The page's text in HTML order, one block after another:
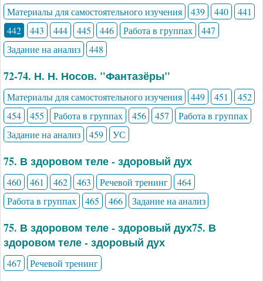
Материалы для самостоятельного изучения 439 440
441
442
443 444 445 446 Работа в группах
447
Задание на анализ
448
72-74. Н. Н. Носов. "Фантазёры"
Материалы для самостоятельного изучения 449 451
452
454
455 Работа в группах 456 457
Работа в группах
Задание на анализ
459 УС
75. В здоровом теле - здоровый дух
460 461 462 463 Речевой тренинг
464
Работа в группах
465 466 Задание на анализ
75. В здоровом теле - здоровый дух75. В
здоровом теле - здоровый дух
467 Речевой тренинг